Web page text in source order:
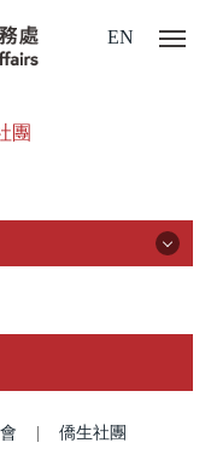
EN
團
| 僑生社團